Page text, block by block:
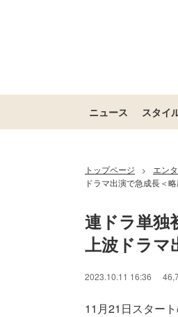
ニュース スタイ
トップページ > エン
ドラマ出演で急成長＜略
連ドラ単独
上波ドラマ
2023.10.11 16:36
11月21日スター